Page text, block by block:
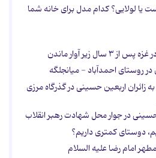
یا لولایی؟ کدام مدل برای خانه شما
در روستای احمدآباد - میانجلگه
اربعین حسینی در گذرگاه مرزی
در جوار محل شهادت رهبر انقلاب
دوستای کمتری داریم؟
امام رضا علیه السلام